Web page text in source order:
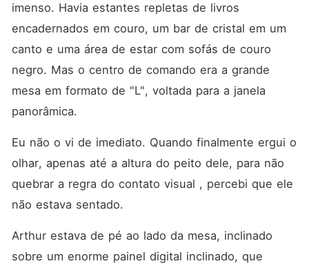
imenso. Havia estantes repletas de livros
encadernados em couro, um bar de cristal em um
canto e uma área de estar com sofás de couro
negro. Mas o centro de comando era a grande
mesa em formato de "L", voltada para a janela
panorâmica.
Eu não o vi de imediato. Quando finalmente ergui o
olhar, apenas até a altura do peito dele, para não
quebrar a regra do contato visual , percebi que ele
não estava sentado.
Arthur estava de pé ao lado da mesa, inclinado
sobre um enorme painel digital inclinado, que